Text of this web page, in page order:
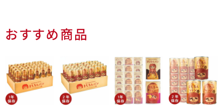
おすすめ商品